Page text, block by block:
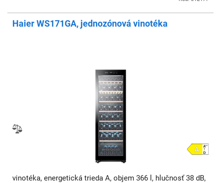
Haier WS171GA, jednozónová vinotéka
vinotéka, energetická trieda A, objem 366 l, hlučnosť 38 dB,